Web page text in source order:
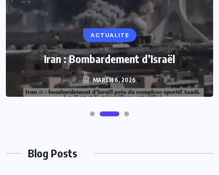
ACTUALITE
Iran : Bombardement d’Israël
MARCH 6, 2026
Blog Posts